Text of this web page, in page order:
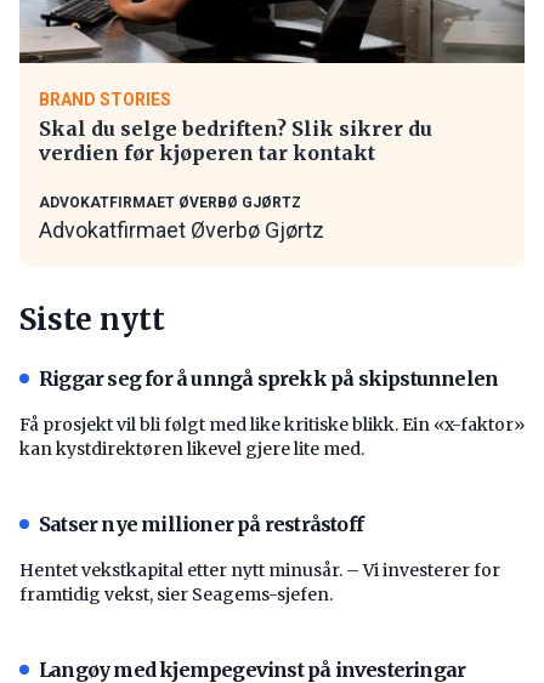
BRAND STORIES
Skal du selge bedriften? Slik sikrer du
verdien før kjøperen tar kontakt
ADVOKATFIRMAET ØVERBØ GJØRTZ
Advokatfirmaet Øverbø Gjørtz
Siste nytt
Riggar seg for å unngå sprekk på skipstunnelen
Få prosjekt vil bli følgt med like kritiske blikk. Ein «x-faktor»
kan kystdirektøren likevel gjere lite med.
Satser nye millioner på restråstoff
Hentet vekstkapital etter nytt minusår. – Vi investerer for
framtidig vekst, sier Seagems-sjefen.
Langøy med kjempegevinst på investeringar